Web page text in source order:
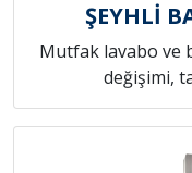
ŞEYHLİ
Mutfak lavabo ve
değişimi,